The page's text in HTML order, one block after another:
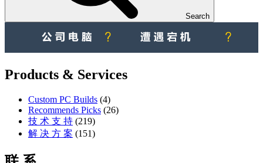
Search
Products & Services
Custom PC Builds (4)
Recommends Picks (26)
技 术 支 持 (219)
解 决 方 案 (151)